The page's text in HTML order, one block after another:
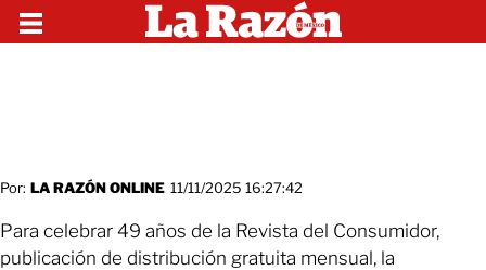
Por: LA RAZÓN ONLINE 11/11/2025 16:27:42
Para celebrar 49 años de la Revista del Consumidor,
publicación de distribución gratuita mensual, la